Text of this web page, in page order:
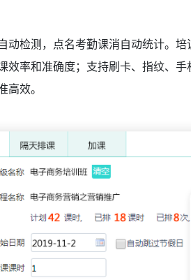
动检测，点名考勤课消自动统计。
效率和准确度；支持刷卡、指纹、
效。